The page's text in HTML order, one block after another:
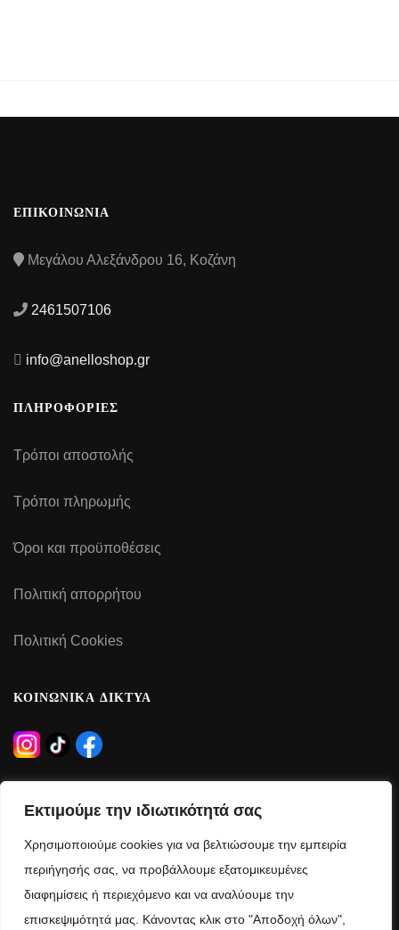
Εκτιμούμε την ιδιωτικότητά σας
Χρησιμοποιούμε cookies για να βελτιώσουμε την εμπειρία
περιήγησής σας, να προβάλλουμε εξατομικευμένες
διαφημίσεις ή περιεχόμενο και να αναλύουμε την
επισκεψιμότητά μας. Κάνοντας κλικ στο "Αποδοχή όλων",
ΕΠΙΚΟΙΝΩΝΙΑ
Μεγάλου Αλεξάνδρου 16, Κοζάνη
2461507106
info@anelloshop.gr
ΠΛΗΡΟΦΟΡΙΕΣ
Τρόποι αποστολής
Τρόποι πληρωμής
Όροι και προϋποθέσεις
Πολιτική απορρήτου
Πολιτική Cookies
ΚΟΙΝΩΝΙΚΑ ΔΙΚΤΥΑ
Δευτέρα – Τρίτη – Πέμπτη – Παρασκευή:
09:00 – 21:00
Τετάρτη – Σάββατο:
09:00 – 15:00